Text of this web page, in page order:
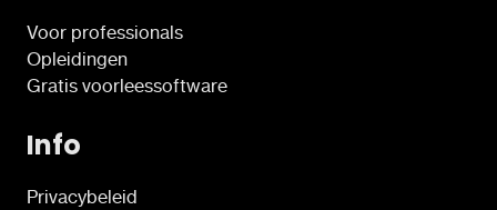
Voor professionals
Opleidingen
Gratis voorleessoftware
Info
Privacybeleid